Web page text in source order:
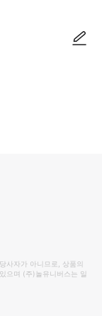
사자가 아니므로, 상품의
으며 (주)놀유니버스는 일